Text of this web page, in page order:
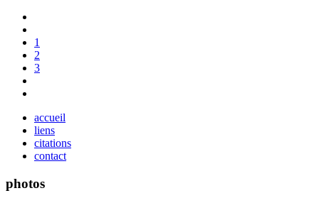
1
2
3
accueil
liens
citations
contact
photos